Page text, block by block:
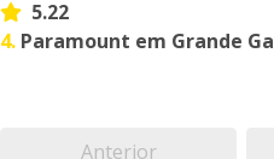
5.22
4. Paramount em Grande
Anterior